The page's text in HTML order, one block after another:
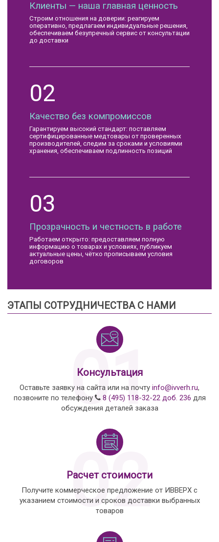
Клиенты — наша главная ценность
Строим отношения на доверии: реагируем
оперативно, предлагаем индивидуальные решения,
обеспечиваем безупречный сервис от консультации
до доставки
02
Качество без компромиссов
Гарантируем высокий стандарт: поставляем
сертифицированные медтовары от проверенных
производителей, следим за сроками и условиями
хранения, обеспечиваем подлинность позиций
03
Прозрачность и честность в работе
Работаем открыто: предоставляем полную
информацию о товарах и условиях, публикуем
актуальные цены, чётко прописываем условия
договоров
ЭТАПЫ СОТРУДНИЧЕСТВА С НАМИ
01
Консультация
Оставьте заявку на сайта или на почту info@ivverh.ru,
позвоните по телефону
8 (495) 118-32-22 доб. 236 для
обсуждения деталей заказа
02
Расчет стоимости
Получите коммерческое предложение от ИВВЕРХ с
указанием стоимости и сроков доставки выбранных
товаров